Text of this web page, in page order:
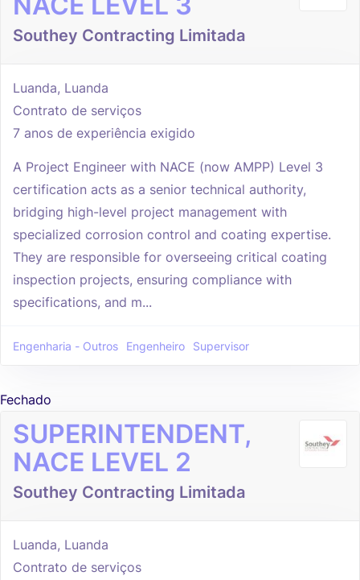
Southey Contracting Limitada
Luanda, Luanda
Contrato de serviços
7 anos de experiência exigido
A Project Engineer with NACE (now AMPP) Level 3
certification acts as a senior technical authority,
bridging high-level project management with
specialized corrosion control and coating expertise.
They are responsible for overseeing critical coating
inspection projects, ensuring compliance with
specifications, and m...
Engenharia - Outros Engenheiro Supervisor
Fechado
SUPERINTENDENT,
NACE LEVEL 2
Southey Contracting Limitada
Luanda, Luanda
Contrato de serviços